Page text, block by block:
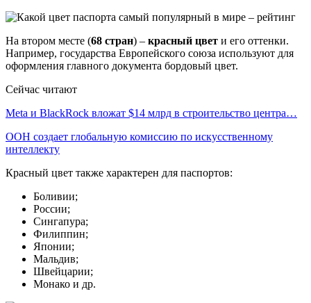
На втором месте (68 стран) – красный цвет и его оттенки.
Например, государства Европейского союза используют для
оформления главного документа бордовый цвет.
Сейчас читают
Meta и BlackRock вложат $14 млрд в строительство центра…
ООН создает глобальную комиссию по искусственному
интеллекту
Красный цвет также характерен для паспортов:
Боливии;
России;
Сингапура;
Филиппин;
Японии;
Мальдив;
Швейцарии;
Монако и др.